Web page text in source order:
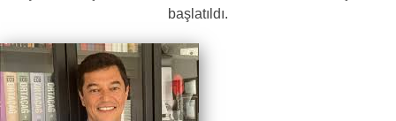
başlatıldı.